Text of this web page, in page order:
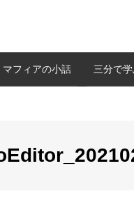
マフィアの小話 三分で